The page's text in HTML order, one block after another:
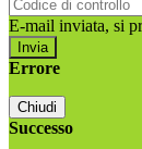
E-mail inviata, si
Errore
Chiudi
Successo